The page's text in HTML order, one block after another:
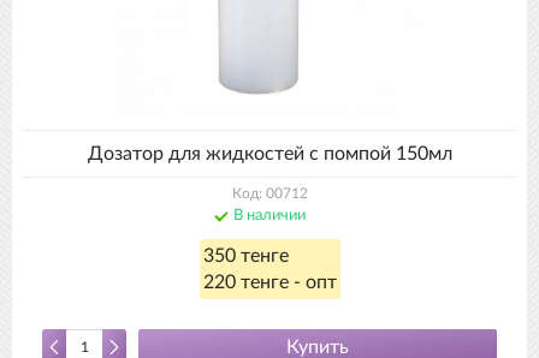
Дозатор для жидкостей с помпой 150мл
Код: 00712
В наличии
350 тенге
220 тенге - опт
Купить